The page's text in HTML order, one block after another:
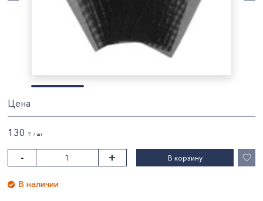
Цена
130 〒 / шт
- + В корзину
В наличии